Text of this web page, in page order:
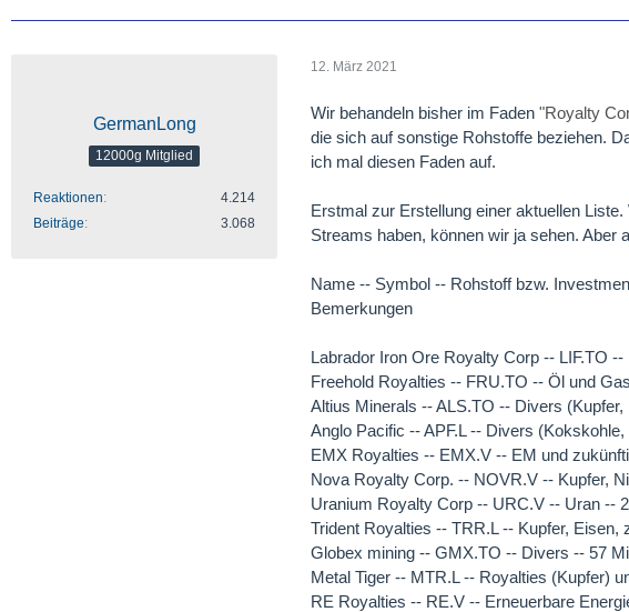
GermanLong
12000g Mitglied
Reaktionen
4.214
Beiträge
3.068
12. März 2021
Wir behandeln bisher im Faden "Royalty
die sich auf sonstige Rohstoffe beziehen.
ich mal diesen Faden auf.
Erstmal zur Erstellung einer aktuellen
Streams haben, können wir ja sehen. Aber
Name -- Symbol -- Rohstoff bzw.
Bemerkungen
Labrador Iron Ore Royalty Corp -- LIF.TO
Freehold Royalties -- FRU.TO -- Öl und
Altius Minerals -- ALS.TO -- Divers
Anglo Pacific -- APF.L -- Divers (Kokskohle,
EMX Royalties -- EMX.V -- EM und
Nova Royalty Corp. -- NOVR.V -- Kupfer,
Uranium Royalty Corp -- URC.V -- Uran --
Trident Royalties -- TRR.L -- Kupfer,
Globex mining -- GMX.TO -- Divers -- 57
Metal Tiger -- MTR.L -- Royalties (Kupfer)
RE Royalties -- RE.V -- Erneuerbare